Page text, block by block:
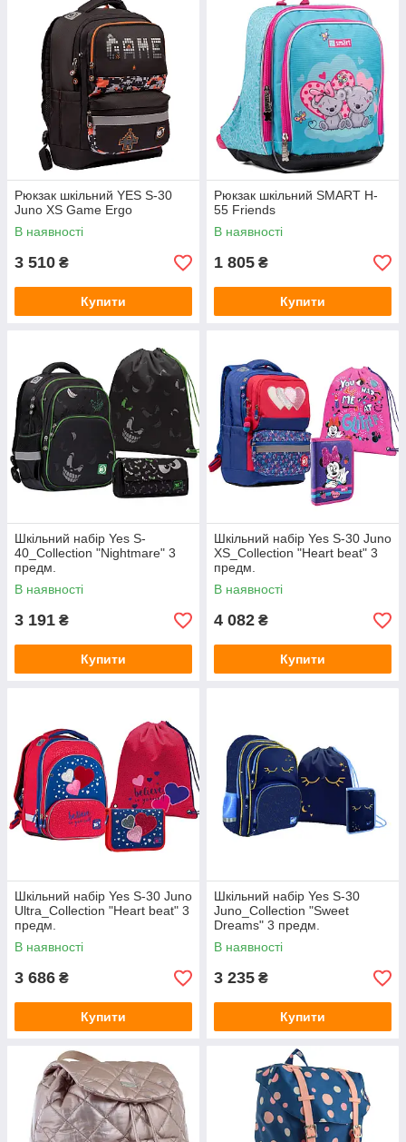
Рюкзак шкільний YES S-30
Juno XS Game Ergo
В наявності
3 510 ₴
Купити
Рюкзак шкільний SMART H-
55 Friends
В наявності
1 805 ₴
Купити
Шкільний набір Yes S-
40_Collection "Nightmare" 3
предм.
В наявності
3 191 ₴
Купити
Шкільний набір Yes S-30 Juno
XS_Collection "Heart beat" 3
предм.
В наявності
4 082 ₴
Купити
Шкільний набір Yes S-30 Juno
Ultra_Collection "Heart beat" 3
предм.
В наявності
3 686 ₴
Купити
Шкільний набір Yes S-30
Juno_Collection "Sweet
Dreams" 3 предм.
В наявності
3 235 ₴
Купити